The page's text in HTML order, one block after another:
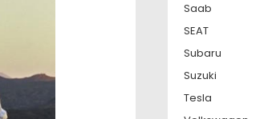
Saab
SEAT
Subaru
Suzuki
Tesla